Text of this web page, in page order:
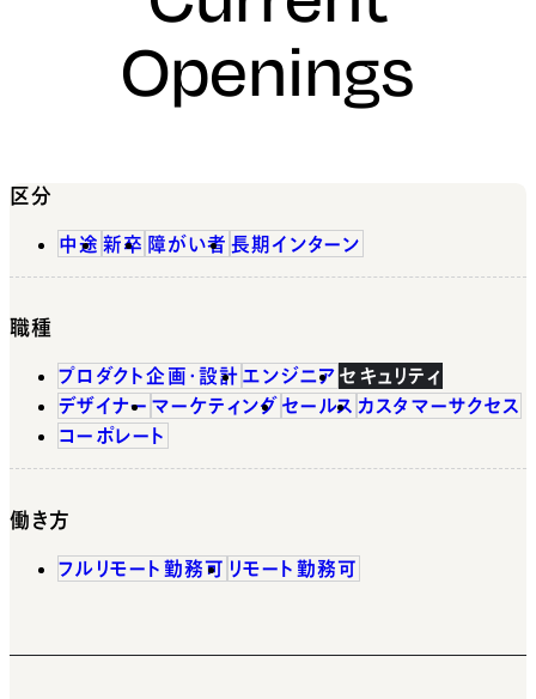
Openings
区分
中途 新卒 障がい者 長期インターン
職種
プロダクト企画・設計 エンジニア セキュリティ
デザイナー マーケティング セールス カスタマーサクセス
コーポレート
働き方
フルリモート勤務可 リモート勤務可